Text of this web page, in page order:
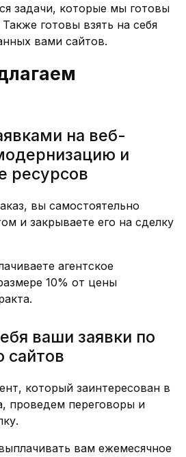
задачи, которые мы готовы
готовы взять на себя
вами сайтов.
на веб-
и
ресурсов
вы самостоятельно
и закрываете его на сделку
агентское
10% от цены
ваши заявки по
который заинтересован в
проведем переговоры и
вам ежемесячное